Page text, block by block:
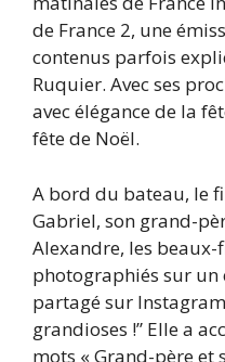
de France 2, une
contenus parfois
Ruquier. Avec ses
avec élégance de la
fête de Noël.
A bord du bateau, le
Gabriel, son grand-
Alexandre, les
photographiés sur
partagé sur
grandioses !” Elle a
mots « Grand-père et